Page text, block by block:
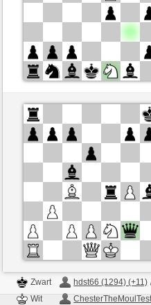
Wit
hdst66 (1305) (+10)
Zwart
Speelduur: 15 minutes/side + 0
Partij telt mee voor de ranglijst
Zwart
hdst66 (1294) (+11)
Wit